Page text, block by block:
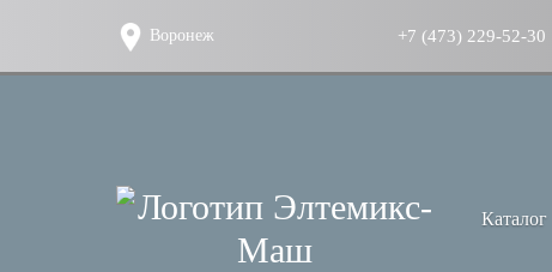
Воронеж +7 (473) 229-52-30
Каталог